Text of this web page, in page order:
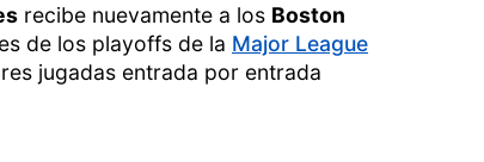
recibe nuevamente a los Boston
de los playoffs de la Major League
jugadas entrada por entrada